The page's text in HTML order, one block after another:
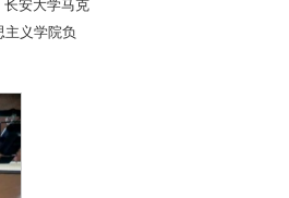
长安大学马克
主义学院负